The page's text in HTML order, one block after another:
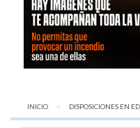
INICIO DISPOSICIONES EN